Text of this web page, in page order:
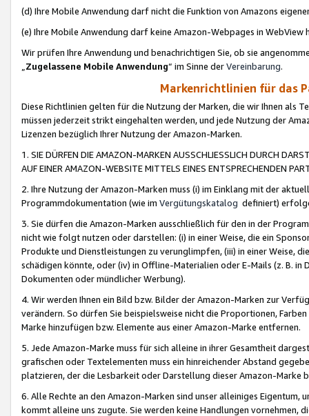
(d) Ihre Mobile Anwendung darf nicht die Funktion von Amazons
(e) Ihre Mobile Anwendung darf keine Amazon-Webpages in WebView
Wir prüfen Ihre Anwendung und benachrichtigen Sie, ob sie
„Zugelassene Mobile Anwendung“ im Sinne derVereinbarung.
Markenrichtlinien für das
Diese Richtlinien gelten für die Nutzung der Marken, die wir Ihnen als
müssen jederzeit strikt eingehalten werden, und jede Nutzung der
Lizenzen bezüglich Ihrer Nutzung der Amazon-Marken.
1. SIE DÜRFEN DIE AMAZON-MARKEN AUSSCHLIESSLICH DURCH
AUF EINER AMAZON-WEBSITE MITTELS EINES ENTSPRECHENDEN
2. Ihre Nutzung der Amazon-Marken muss (i) im Einklang mit der
Programmdokumentation (wie im Vergütungskatalog definiert)
3. Sie dürfen die Amazon-Marken ausschließlich für den in der
nicht wie folgt nutzen oder darstellen: (i) in einer Weise, die ein
Produkte und Dienstleistungen zu verunglimpfen, (iii) in einer Weise,
schädigen könnte, oder (iv) in Offline-Materialien oder E-Mails (z. B. in
Dokumenten oder mündlicher Werbung).
4. Wir werden Ihnen ein Bild bzw. Bilder der Amazon-Marken zur
verändern. So dürfen Sie beispielsweise nicht die Proportionen,
Marke hinzufügen bzw. Elemente aus einer Amazon-Marke entfernen.
5. Jede Amazon-Marke muss für sich alleine in ihrer Gesamtheit
grafischen oder Textelementen muss ein hinreichender Abstand
platzieren, der die Lesbarkeit oder Darstellung dieser Amazon-Marke
6. Alle Rechte an den Amazon-Marken sind unser alleiniges
kommt alleine uns zugute. Sie werden keine Handlungen vornehmen,